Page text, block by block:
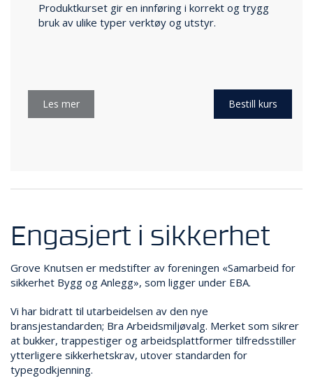
Produktkurset gir en innføring i korrekt og trygg
bruk av ulike­ typer verktøy og utstyr.
Bestill kurs
Les mer
Engasjert i sikkerhet
Grove Knutsen er medstifter av foreningen «Samarbeid for
sikkerhet Bygg og Anlegg», som ligger under EBA.
Vi har bidratt til utarbeidelsen av den nye
bransjestandarden; Bra Arbeidsmiljøvalg. Merket som sikrer
at bukker, trappestiger og arbeidsplattformer tilfredsstiller
ytterligere sikkerhetskrav, utover standarden for
typegodkjenning.